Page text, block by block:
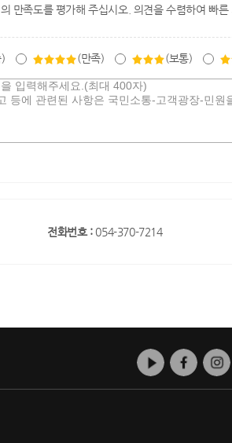
만족도를 평가해 주십시오. 의견을 수렴하여 빠른
(만족) (보통)
전화번호 : 054-370-7214